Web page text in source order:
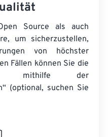
Source als auch
um sicherzustellen,
von höchster
Fällen können Sie die
mithilfe der
(optional, suchen Sie